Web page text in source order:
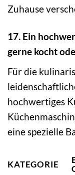
Zuhause
17. Ein
gerne kocht
Für die
hochwertiges
eine spezielle
KATEGORIE